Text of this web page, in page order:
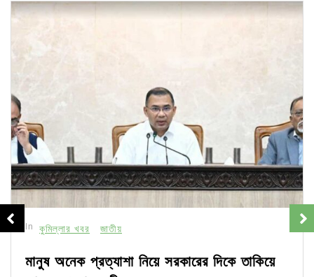
In কুমিল্লার খবর জাতীয়
মানুষ অনেক প্রত্যাশা নিয়ে সরকারের দিকে তাকিয়ে